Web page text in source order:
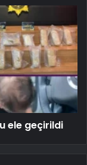
ele geçirildi